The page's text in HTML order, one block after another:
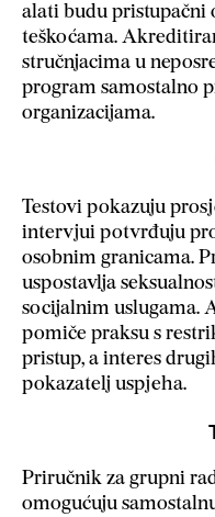
alati budu pristupačni
teškoćama.
stručnjacima u
program samostalno
organizacijama.
Testovi pokazuju
intervjui potvrđuju
osobnim granicama.
uspostavlja
socijalnim uslugama.
pomiče praksu s
pristup, a interes
pokazatelj uspjeha.
Priručnik za grupni
omogućuju